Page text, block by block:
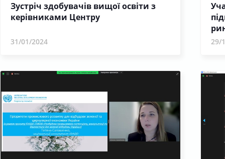
Зустріч здобувачів вищої освіти з
керівниками Центру
31/01/2024 29/